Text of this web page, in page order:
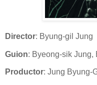
Director: Byung-gil Jung
Guion: Byeong-sik Jung,
Productor: Jung Byung-